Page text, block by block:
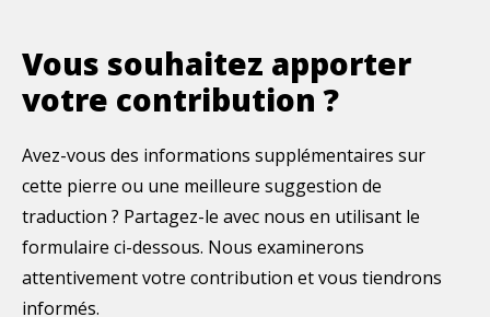
Vous souhaitez apporter
votre contribution ?
Avez-vous des informations supplémentaires sur
cette pierre ou une meilleure suggestion de
traduction ? Partagez-le avec nous en utilisant le
formulaire ci-dessous. Nous examinerons
attentivement votre contribution et vous tiendrons
informés.